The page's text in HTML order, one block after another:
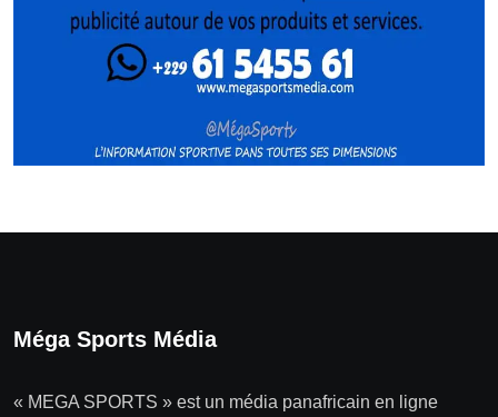
Méga Sports Média
« MEGA SPORTS » est un média panafricain en ligne